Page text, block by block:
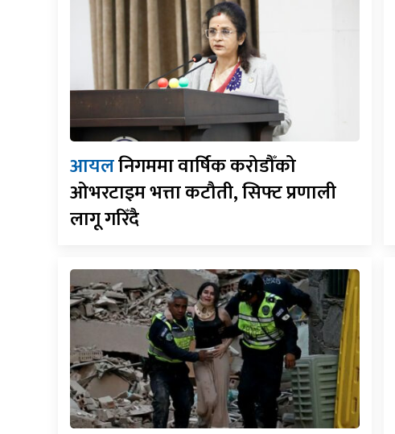
आयलनिगममा वार्षिक करोडौँको
ओभरटाइम भत्ता कटौती, सिफ्ट प्रणाली
लागू गरिँदै